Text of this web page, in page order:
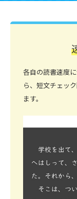
各自の読書速度
ら、短文チェッ
ます。